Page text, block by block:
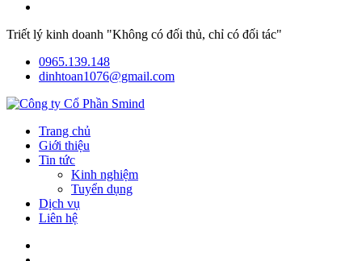
Triết lý kinh doanh "Không có đối thủ, chỉ có đối tác"
0965.139.148
dinhtoan1076@gmail.com
Trang chủ
Giới thiệu
Tin tức
Kinh nghiệm
Tuyển dụng
Dịch vụ
Liên hệ